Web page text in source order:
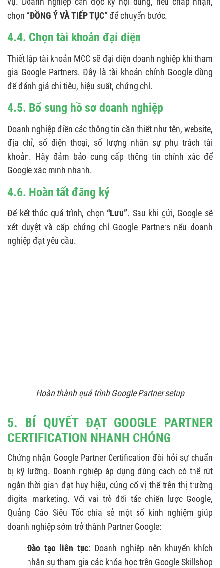
chọn “ĐỒNG Ý VÀ TIẾP TỤC” để chuyển bước.
4.4. Chọn tài khoản đại diện
Thiết lập tài khoản MCC sẽ đại diện doanh nghiệp khi tham
gia Google Partners. Đây là tài khoản chính Google dùng
để đánh giá chi tiêu, hiệu suất, chứng chỉ.
4.5. Bổ sung hồ sơ doanh nghiệp
Doanh nghiệp điền các thông tin cần thiết như tên, website,
địa chỉ, số điện thoại, số lượng nhân sự phụ trách tài
khoản. Hãy đảm bảo cung cấp thông tin chính xác để
Google xác minh nhanh.
4.6. Hoàn tất đăng ký
Để kết thúc quá trình, chọn “Lưu”. Sau khi gửi, Google sẽ
xét duyệt và cấp chứng chỉ Google Partners nếu doanh
nghiệp đạt yêu cầu.
Hoàn thành quá trình Google Partner setup
5. BÍ QUYẾT ĐẠT GOOGLE PARTNER
CERTIFICATION NHANH CHÓNG
Chứng nhận Google Partner Certification đòi hỏi sự chuẩn
bị kỹ lưỡng. Doanh nghiệp áp dụng đúng cách có thể rút
ngắn thời gian đạt huy hiệu, củng cố vị thế trên thị trường
digital marketing. Với vai trò đối tác chiến lược Google,
Quảng Cáo Siêu Tốc chia sẻ một số kinh nghiệm giúp
doanh nghiệp sớm trở thành Partner Google:
Đào tạo liên tục: Doanh nghiệp nên khuyến khích
nhân sự tham gia các khóa học trên Google Skillshop